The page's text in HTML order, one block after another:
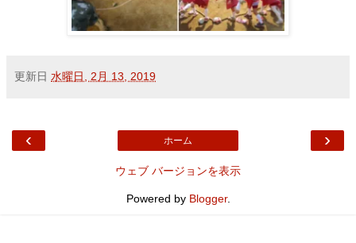
更新日 水曜日, 2月 13, 2019
‹ ›
ホーム
ウェブ バージョンを表示
Powered by Blogger.